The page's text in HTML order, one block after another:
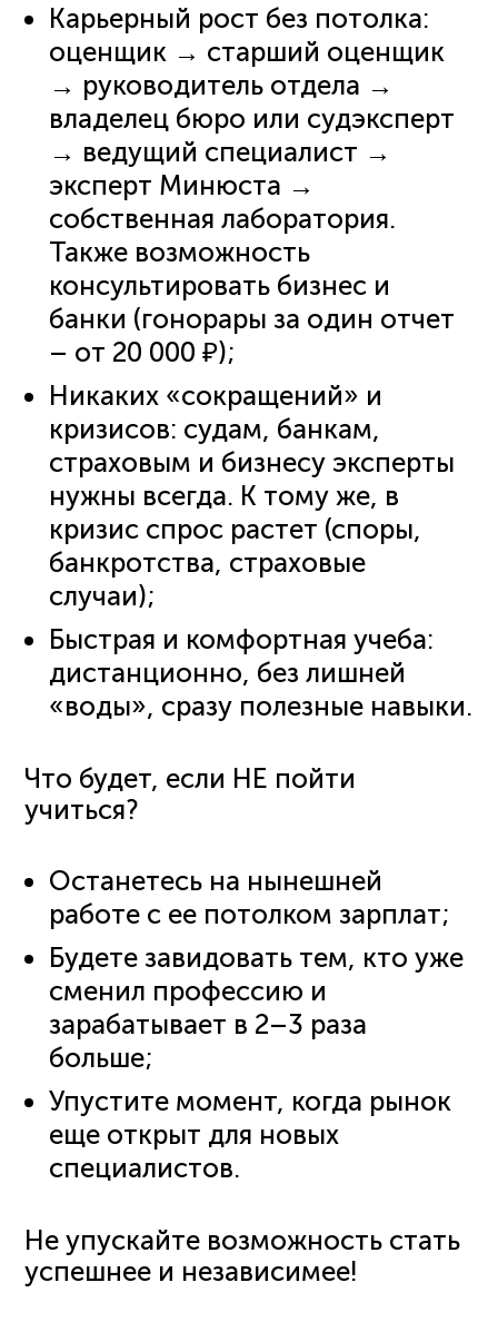
Карьерный рост без потолка:
оценщик → старший оценщик
→ руководитель отдела →
владелец бюро или судэксперт
→ ведущий специалист →
эксперт Минюста →
собственная лаборатория.
Также возможность
консультировать бизнес и
банки (гонорары за один отчет
– от 20 000 ₽);
Никаких «сокращений» и
кризисов: судам, банкам,
страховым и бизнесу эксперты
нужны всегда. К тому же, в
кризис спрос растет (споры,
банкротства, страховые
случаи);
Быстрая и комфортная учеба:
дистанционно, без лишней
«воды», сразу полезные навыки.
Что будет, если НЕ пойти
учиться?
Останетесь на нынешней
работе с ее потолком зарплат;
Будете завидовать тем, кто уже
сменил профессию и
зарабатывает в 2–3 раза
больше;
Упустите момент, когда рынок
еще открыт для новых
специалистов.
Не упускайте возможность стать
успешнее и независимее!